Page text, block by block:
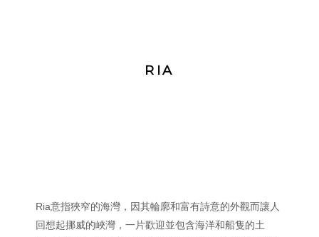
RIA
Ria意指狹窄的海灣，因其輪廓和富有詩意的外觀而讓人
回想起挪威的峽灣，一片歡迎並包含海洋和船隻的土